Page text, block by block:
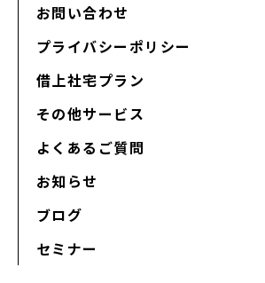
お問い合わせ
プライバシーポリシー
借上社宅プラン
その他サービス
よくあるご質問
お知らせ
ブログ
セミナー